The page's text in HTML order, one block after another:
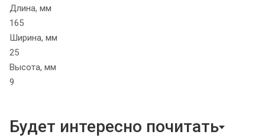
Длина, мм
165
Ширина, мм
25
Высота, мм
9
Будет интересно почитать